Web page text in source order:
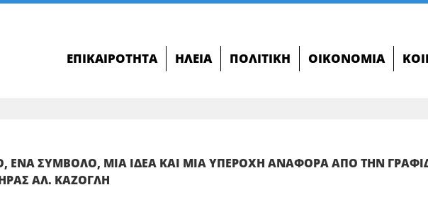
ΕΠΙΚΑΙΡΌΤΗΤΑ ΗΛΕΊΑ ΠΟΛΙΤΙΚΉ ΟΙΚΟΝΟΜΊΑ
ΕΝΑ ΣΥΜΒΟΛΟ, ΜΙΑ ΙΔΕΑ ΚΑΙ ΜΙΑ ΥΠΕΡΟΧΗ ΑΝΑΦΟΡΑ ΑΠΟ ΤΗΝ
ΑΛ. ΚΑΖΟΓΛΗ